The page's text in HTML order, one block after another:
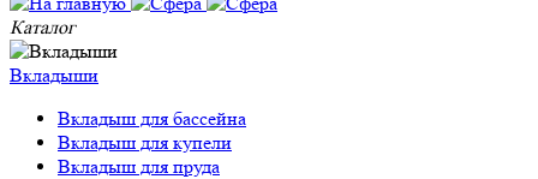
Каталог
Вкладыши
Вкладыш для бассейна
Вкладыш для купели
Вкладыш для пруда